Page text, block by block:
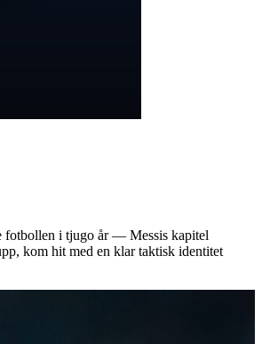
fotbollen i tjugo år — Messis kapitel
kom hit med en klar taktisk identitet